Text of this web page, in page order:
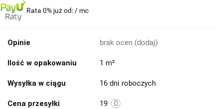
Rata 0% już od:/ mc
Opinie brak ocen (dodaj)
Ilość w opakowaniu 1 m²
Wysyłka w ciągu 16 dni roboczych
Cena przesyłki 19